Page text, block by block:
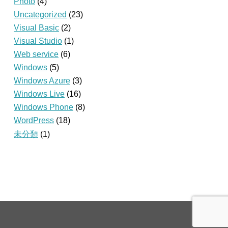
Uncategorized (23)
Visual Basic (2)
Visual Studio (1)
Web service (6)
Windows (5)
Windows Azure (3)
Windows Live (16)
Windows Phone (8)
WordPress (18)
未分類 (1)